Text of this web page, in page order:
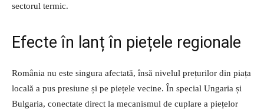
sectorul termic.
Efecte în lanț în piețele regionale
România nu este singura afectată, însă nivelul prețurilor din piața
locală a pus presiune și pe piețele vecine. În special Ungaria și
Bulgaria, conectate direct la mecanismul de cuplare a piețelor